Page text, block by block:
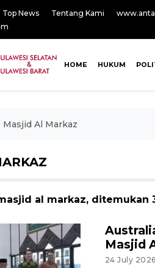
Top News Tentang Kami
HOME HUKUM
Masjid Al Markaz
al markaz, ditemukan
Masjid
24 July